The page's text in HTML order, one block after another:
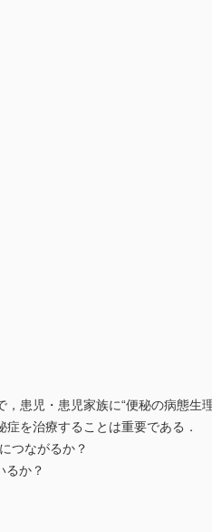
患児・患児家族に“便秘の病態生
を治療することは重要である．
つながるか？
るか？